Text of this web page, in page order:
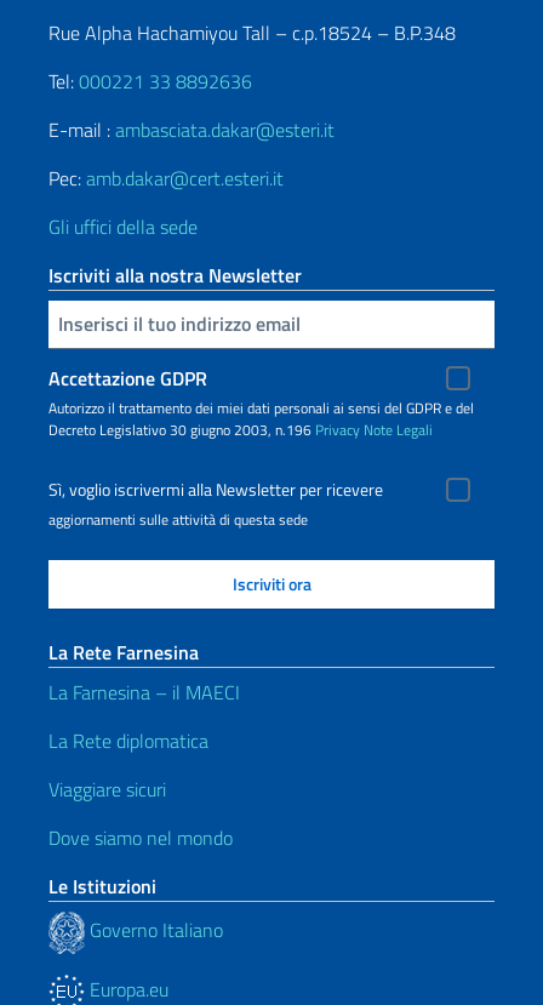
Rue Alpha Hachamiyou Tall – c.p.18524 – B.P.348
Tel:000221 33 8892636
E-mail :ambasciata.dakar@esteri.it
Pec:amb.dakar@cert.esteri.it
Gli uffici della sede
Iscriviti alla nostra Newsletter
Inserisci la tua email
Accettazione GDPR
Autorizzo il trattamento dei miei dati personali ai sensi del GDPR e del
Decreto Legislativo 30 giugno 2003, n.196 Privacy Note Legali
Sì, voglio iscrivermi alla Newsletter per ricevere
aggiornamenti sulle attività di questa sede
La Rete Farnesina
La Farnesina – il MAECI
La Rete diplomatica
Viaggiare sicuri
Dove siamo nel mondo
Le Istituzioni
Governo Italiano
Europa.eu